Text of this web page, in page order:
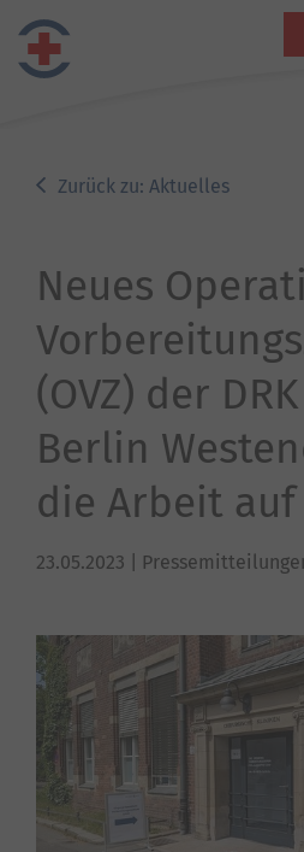
Zurück zu: Aktuelles
Neues
(OVZ) der
Berlin
die Arbeit auf
23.05.2023 |